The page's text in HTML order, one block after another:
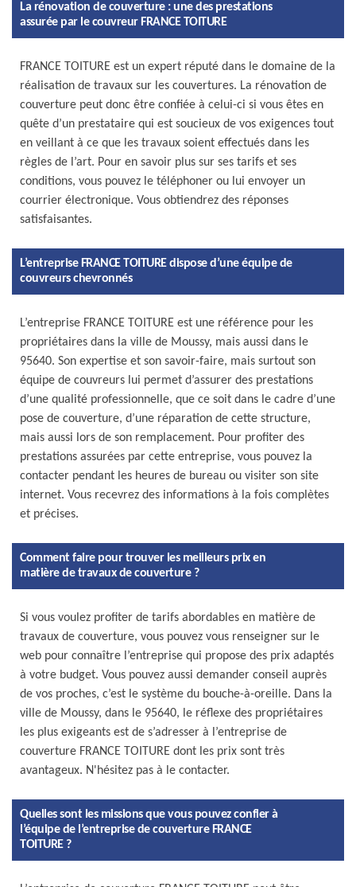
La rénovation de couverture : une des prestations
assurée par le couvreur FRANCE TOITURE
FRANCE TOITURE est un expert réputé dans le domaine de la
réalisation de travaux sur les couvertures. La rénovation de
couverture peut donc être confiée à celui-ci si vous êtes en
quête d’un prestataire qui est soucieux de vos exigences tout
en veillant à ce que les travaux soient effectués dans les
règles de l’art. Pour en savoir plus sur ses tarifs et ses
conditions, vous pouvez le téléphoner ou lui envoyer un
courrier électronique. Vous obtiendrez des réponses
satisfaisantes.
L’entreprise FRANCE TOITURE dispose d’une équipe de
couvreurs chevronnés
L’entreprise FRANCE TOITURE est une référence pour les
propriétaires dans la ville de Moussy, mais aussi dans le
95640. Son expertise et son savoir-faire, mais surtout son
équipe de couvreurs lui permet d’assurer des prestations
d’une qualité professionnelle, que ce soit dans le cadre d’une
pose de couverture, d’une réparation de cette structure,
mais aussi lors de son remplacement. Pour profiter des
prestations assurées par cette entreprise, vous pouvez la
contacter pendant les heures de bureau ou visiter son site
internet. Vous recevrez des informations à la fois complètes
et précises.
Comment faire pour trouver les meilleurs prix en
matière de travaux de couverture ?
Si vous voulez profiter de tarifs abordables en matière de
travaux de couverture, vous pouvez vous renseigner sur le
web pour connaître l’entreprise qui propose des prix adaptés
à votre budget. Vous pouvez aussi demander conseil auprès
de vos proches, c’est le système du bouche-à-oreille. Dans la
ville de Moussy, dans le 95640, le réflexe des propriétaires
les plus exigeants est de s’adresser à l’entreprise de
couverture FRANCE TOITURE dont les prix sont très
avantageux. N'hésitez pas à le contacter.
Quelles sont les missions que vous pouvez confier à
l’équipe de l’entreprise de couverture FRANCE
TOITURE ?